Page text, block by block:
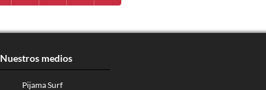
Nuestros medios
Pijama Surf